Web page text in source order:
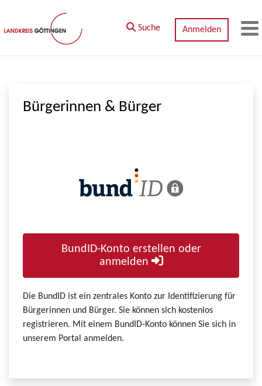
Zum Hauptinhalt springen
Suche Anmelden
Bürgerinnen & Bürger
BundID-Konto erstellen oder
anmelden
Die BundID ist ein zentrales Konto zur Identifizierung für
Bürgerinnen und Bürger. Sie können sich kostenlos
registrieren. Mit einem BundID-Konto können Sie sich in
unserem Portal anmelden.